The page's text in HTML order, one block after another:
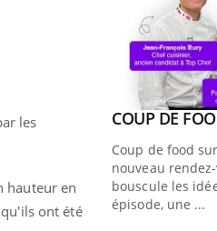
les
hauteur en
ont été
» pour
de bilan de
Youtube
COUP DE
Coup de food
nouveau
bouscule les
épisode, une ...